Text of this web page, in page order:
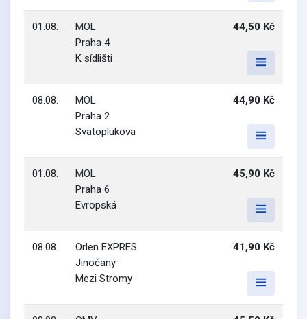
01.08.
MOL
Praha 4
K sídlišti
44,50 Kč
08.08.
MOL
Praha 2
Svatoplukova
44,90 Kč
01.08.
MOL
Praha 6
Evropská
45,90 Kč
08.08.
Orlen EXPRES
Jinočany
Mezi Stromy
41,90 Kč